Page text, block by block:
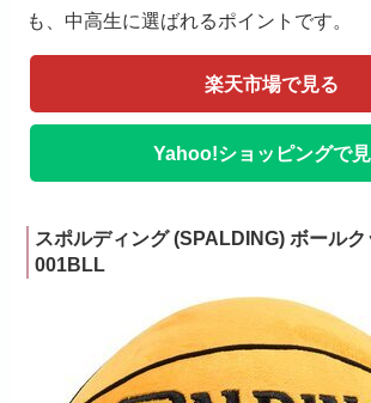
も、中高生に選ばれるポイントです。
楽天市場で見る
Yahoo!ショッピングで
スポルディング (SPALDING) ボール
001BLL